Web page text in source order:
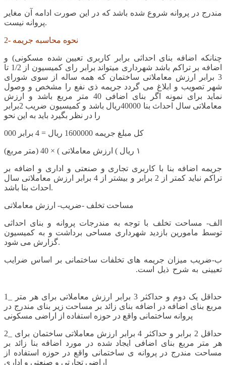
مندرج در پروانه شروع شده باشد که در این صورت ادامه آن مغایر
پروانه نیست.
2- نحوه محاسبه جریمه
چنانکه اضافه بنای احداثی برابر کاربری تعیین شده مسکونی) و
اضافه بر تراکم باشد شهرداری میتواند برابر رای کمیسیون از 1/2 تا
3 برابر ارزش معاملاتی ساختمان که همه ساله از سوی شورای
شهر تصویب و ابلاغ می گردد جریمه ذی نفع را مشخص و وصول
نماید برای نمونه اگر بنای اضافی 40 متر مربع باشد و ارزش
معاملاتی سال احداث بنا 40000ریال باشد و کمیسیون ضریب 2برابر
را در نظر بگیرد باید به این نحو
کل مبلغ جریمه 1600000 ریال = 4 برابر 000
١ ریال ) ارزش معاملاتی ) × 40 (متر مربع)
جریمه اضافه بنا با کاربری تجاری و صنعتی و اداری و اضافه بر
تراکم نباید کمتر از 2 برابر و بیشتر از 4 برابر ارزش معاملاتی سال
احداث بنا باشد.
مساحت تخلف -ضریب- ارزش معاملاتی
الف- مساحت تخلف با توجه به مندرجات پروانه و بنای احداثی
توسط مامورین بازدید شهرداری مساحی برداشت و به کمیسیون
گزارش می شود.
ب-ضریب میزان جریمه های تخلفات ساختمانی بر اساس ضرایب
تعیینی به شرح ذیل است.
1_ حداقل یک دوم و حداکثر 3 برابر ارزش معاملاتی برای هر متر
مربع بنای اضافه در اضافه بنای زائد بر مساحت زیر بنای مندرج در
پروانه ساختمانی واقع در حوزه استفاده از اراضی مسکونی
2_ حداقل 2 برابر و حداکثر 4 برابر ارزش معاملاتی ساختمان برای
هر متر مربع بنای اضافی ایجاد شده در مورد اضافه بنا زائد بر
مساحت مندرج در پروانه ی ساختمانی واقع در حوزه استفاده از
اراضی تجارتی و صنعتی و اداری